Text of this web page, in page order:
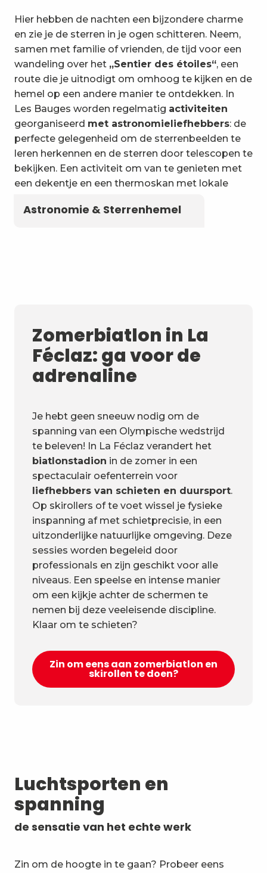
4 Bergsporten en natuur
5
Ongewone activiteiten en
voertuigen
6 Wateractiviteiten
Hier hebben de nachten een bijzondere charme
en zie je de sterren in je ogen schitteren. Neem,
samen met familie of vrienden, de tijd voor een
wandeling over het „Sentier des étoiles“, een
route die je uitnodigt om omhoog te kijken en de
hemel op een andere manier te ontdekken. In
Les Bauges worden regelmatig activiteiten
georganiseerd met astronomieliefhebbers: de
perfecte gelegenheid om de sterrenbeelden te
leren herkennen en de sterren door telescopen te
bekijken. Een activiteit om van te genieten met
een dekentje en een thermoskan met lokale
Astronomie & Sterrenhemel
Zomerbiatlon in La
Féclaz: ga voor de
adrenaline
Je hebt geen sneeuw nodig om de
spanning van een Olympische wedstrijd
te beleven! In La Féclaz verandert het
biatlonstadion in de zomer in een
spectaculair oefenterrein voor
liefhebbers van schieten en duursport.
Op skirollers of te voet wissel je fysieke
inspanning af met schietprecisie, in een
uitzonderlijke natuurlijke omgeving. Deze
sessies worden begeleid door
professionals en zijn geschikt voor alle
niveaus. Een speelse en intense manier
om een kijkje achter de schermen te
nemen bij deze veeleisende discipline.
Klaar om te schieten?
Zin om eens aan zomerbiatlon en
skirollen te doen?
Luchtsporten en
spanning
de sensatie van het echte werk
Zin om de hoogte in te gaan? Probeer eens